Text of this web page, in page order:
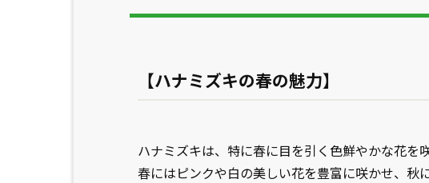
【ハナミズキの春の魅力】
ハナミズキは、特に春に目を引く色鮮やかな花を
春にはピンクや白の美しい花を豊富に咲かせ、秋